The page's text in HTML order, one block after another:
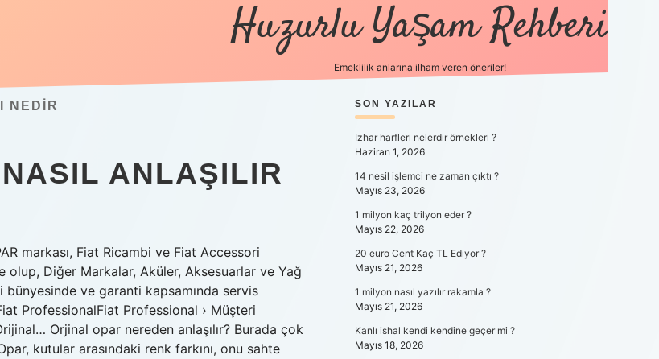
Huzurlu Yaşam Rehberi
Emeklilik anlarına ilham veren öneriler!
NEDIR
ANLAŞILIR
markası, Fiat Ricambi ve Fiat Accessori
Diğer Markalar, Aküler, Aksesuarlar ve Yağ
ve garanti kapsamında servis
ProfessionalFiat Professional › Müşteri
Orjinal opar nereden anlaşılır? Burada çok
kutular arasındaki renk farkını, onu sahte
SIDEBAR
SON YAZILAR
Izhar harfleri nelerdir örnekleri ?
Haziran 1, 2026
14 nesil işlemci ne zaman çıktı ?
Mayıs 23, 2026
1 milyon kaç trilyon eder ?
Mayıs 22, 2026
20 euro Cent Kaç TL Ediyor ?
Mayıs 21, 2026
1 milyon nasıl yazılır rakamla ?
Mayıs 21, 2026
Kanlı ishal kendi kendine geçer mi ?
Mayıs 18, 2026
vdcasinoilbet.casino